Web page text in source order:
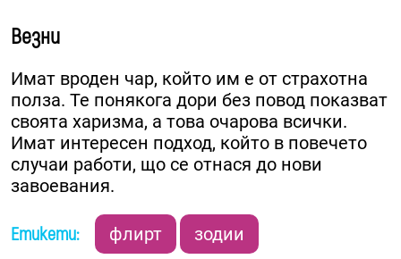
Везни
Имат вроден чар, който им е от страхотна
полза. Те понякога дори без повод показват
своята харизма, а това очарова всички.
Имат интересен подход, който в повечето
случаи работи, що се отнася до нови
завоевания.
Етикети: флирт зодии